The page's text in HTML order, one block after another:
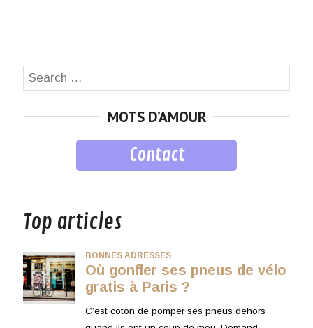
Search
MOTS D’AMOUR
Contact
Top articles